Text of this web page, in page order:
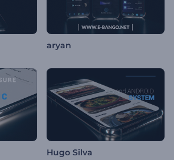
aryan
Hugo Silva